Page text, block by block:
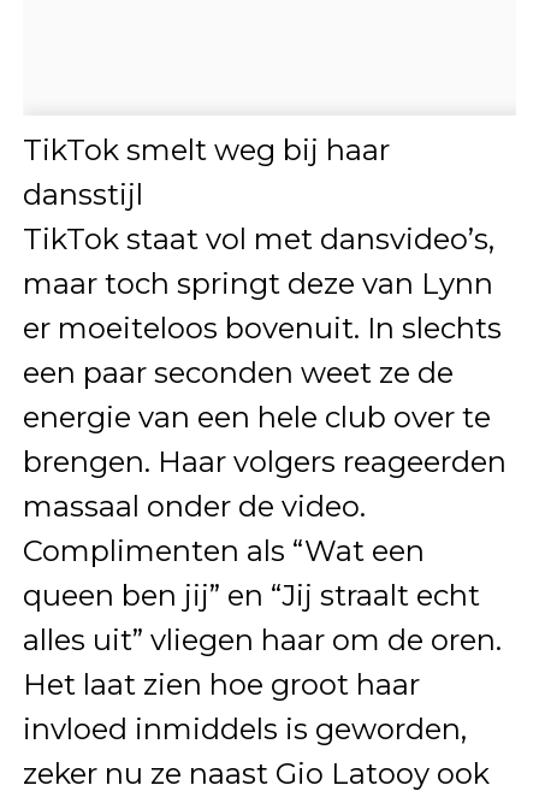
TikTok smelt weg bij haar
dansstijl
TikTok staat vol met dansvideo’s,
maar toch springt deze van Lynn
er moeiteloos bovenuit. In slechts
een paar seconden weet ze de
energie van een hele club over te
brengen. Haar volgers reageerden
massaal onder de video.
Complimenten als “Wat een
queen ben jij” en “Jij straalt echt
alles uit” vliegen haar om de oren.
Het laat zien hoe groot haar
invloed inmiddels is geworden,
zeker nu ze naast Gio Latooy ook